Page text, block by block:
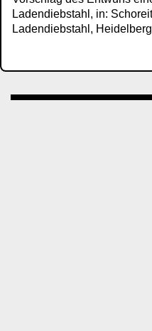
Ladendiebstahl, in:
Ladendiebstahl,